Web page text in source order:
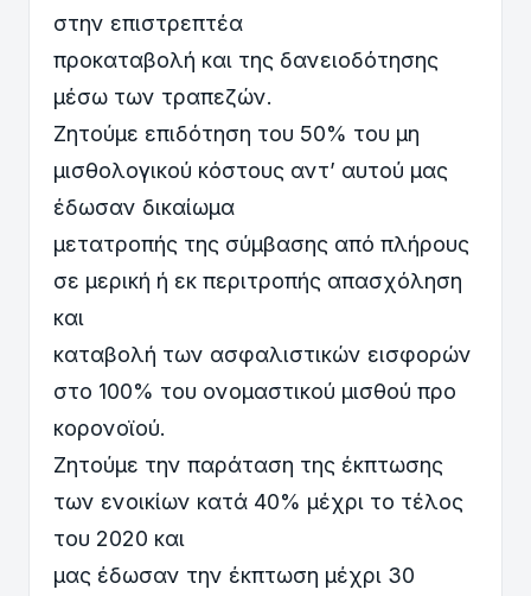
στην επιστρεπτέα
προκαταβολή και της δανειοδότησης
μέσω των τραπεζών.
Ζητούμε επιδότηση του 50% του μη
μισθολογικού κόστους αντ’ αυτού μας
έδωσαν δικαίωμα
μετατροπής της σύμβασης από πλήρους
σε μερική ή εκ περιτροπής απασχόληση
και
καταβολή των ασφαλιστικών εισφορών
στο 100% του ονομαστικού μισθού προ
κορονοϊού.
Ζητούμε την παράταση της έκπτωσης
των ενοικίων κατά 40% μέχρι το τέλος
του 2020 και
μας έδωσαν την έκπτωση μέχρι 30